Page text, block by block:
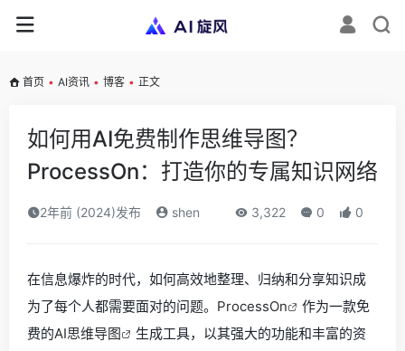
首页 • AI资讯 • 博客 • 正文
如何用AI免费制作思维导图？
ProcessOn：打造你的专属知识网络
2年前 (2024)发布 shen 3,322 0 0
在信息爆炸的时代，如何高效地整理、归纳和分享知识成
为了每个人都需要面对的问题。 ProcessOn
作为一款免
费的AI思维导图
生成工具，以其强大的功能和丰富的资